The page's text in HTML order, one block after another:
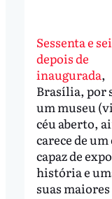
Sessenta e
depois de
inaugurada,
Brasília, por
um museu
céu aberto,
carece de um
capaz de
história e
suas maiores